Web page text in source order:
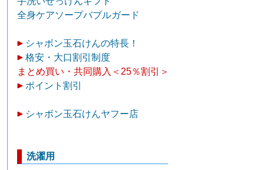
全身ケアソープバブルガード
シャボン玉石けんの特長！
格安・大口割引制度
まとめ買い・共同購入＜25％割引＞
ポイント割引
シャボン玉石けんヤフー店
洗濯用